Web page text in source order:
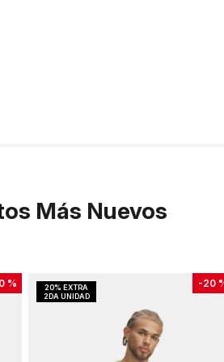
Más Nuevos
% -20